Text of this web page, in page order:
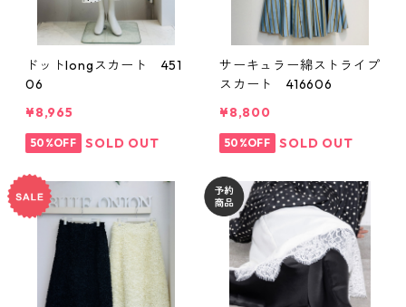
ドットlongスカート 451
06
¥8,965
50%OFF SOLD OUT
サーキュラー綿ストライプ
スカート 416606
¥8,800
50%OFF SOLD OUT